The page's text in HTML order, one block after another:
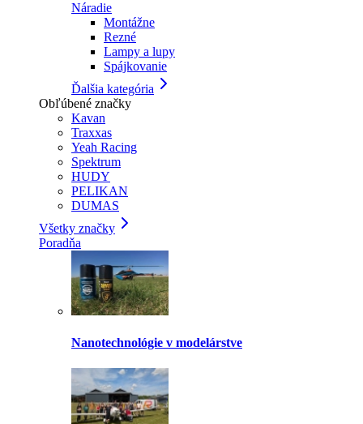
Náradie
Montážne
Rezné
Lampy a lupy
Spájkovanie
Ďalšia kategória
Obľúbené značky
Kavan
Traxxas
Yeah Racing
Spektrum
HUDY
PELIKAN
DUMAS
Všetky značky
Poradňa
Nanotechnológie v modelárstve